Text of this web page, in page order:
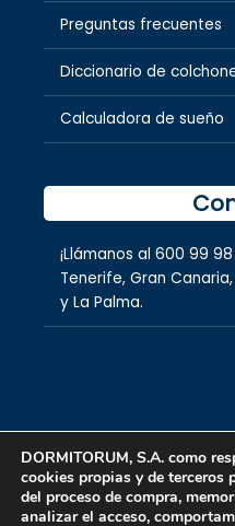
Preguntas frecuentes
Diccionario de
Calculadora de sueño
¡Llámanos al 600 99 98
Tenerife, Gran Canaria,
y La Palma.
Copyright © 2026
DORMITORUM, S.A. como
cookies propias y de terceros
del proceso de compra,
analizar el acceso,